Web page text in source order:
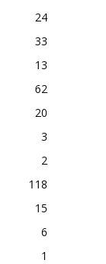
24
33
13
62
20
3
2
118
15
6
1